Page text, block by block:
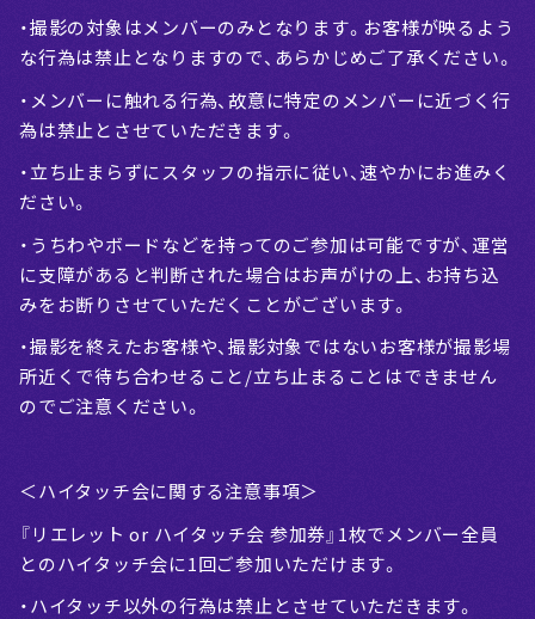
・撮影の対象はメンバーのみとなります。お客様が映るよう
な行為は禁止となりますので、あらかじめご了承ください。
・メンバーに触れる行為、故意に特定のメンバーに近づく行
為は禁止とさせていただきます。
・立ち止まらずにスタッフの指示に従い、速やかにお進みく
ださい。
・うちわやボードなどを持ってのご参加は可能ですが、運営
に支障があると判断された場合はお声がけの上、お持ち込
みをお断りさせていただくことがございます。
・撮影を終えたお客様や、撮影対象ではないお客様が撮影場
所近くで待ち合わせること/立ち止まることはできません
のでご注意ください。
＜ハイタッチ会に関する注意事項＞
『リエレット or ハイタッチ会 参加券』1枚でメンバー全員
とのハイタッチ会に1回ご参加いただけます。
・ハイタッチ以外の行為は禁止とさせていただきます。